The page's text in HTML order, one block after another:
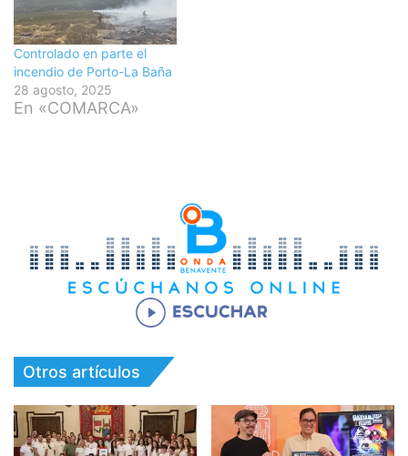
Controlado en parte el
incendio de Porto-La Baña
28 agosto, 2025
En «COMARCA»
Otros artículos